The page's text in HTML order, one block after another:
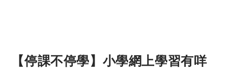
【停課不停學】小學網上學習有咩